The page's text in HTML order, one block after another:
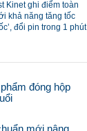
Kinet ghi điểm toàn
khả năng tăng tốc
đổi pin trong 1 phút
đóng hộp
mới nâng